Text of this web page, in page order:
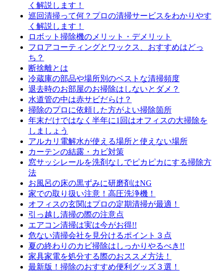
く解説します！
巡回清掃って何？プロの清掃サービスをわかりやす
く解説します！
ロボット掃除機のメリット・デメリット
フロアコーティングとワックス、おすすめはどっ
ち？
断捨離とは
冷蔵庫の部品や場所別のベストな清掃頻度
退去時のお部屋のお掃除はしないとダメ？
水道管の中は赤サビだらけ？
掃除のプロに依頼した方がよい掃除箇所
年末だけではなく半年に1回はオフィスの大掃除を
しましょう
アルカリ電解水が使える場所と使えない場所
カーテンの結露・カビ対策
窓サッシレールを洗剤なしでピカピカにする掃除方
法
お風呂の床の黒ずみに研磨剤はNG
家での取り扱い注意！高圧洗浄機！
オフィスの玄関はプロの定期清掃が最適！
引っ越し清掃の際の注意点
エアコン清掃は実は今がお得!!
危ない清掃会社を見分けるポイント３点
夏の終わりのカビ掃除はしっかりやるべき!!
家具家電を処分する際のおススメ方法！
最新版！掃除のおすすめ便利グッズ３選！